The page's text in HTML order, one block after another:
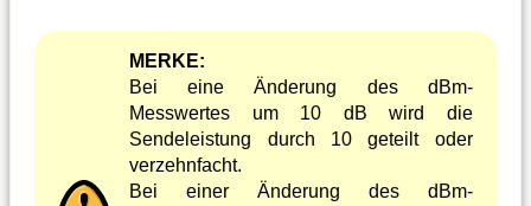
MERKE:
Bei eine Änderung des dBm-
Messwertes um 10 dB wird die
Sendeleistung durch 10 geteilt oder
verzehnfacht.
Bei einer Änderung des dBm-